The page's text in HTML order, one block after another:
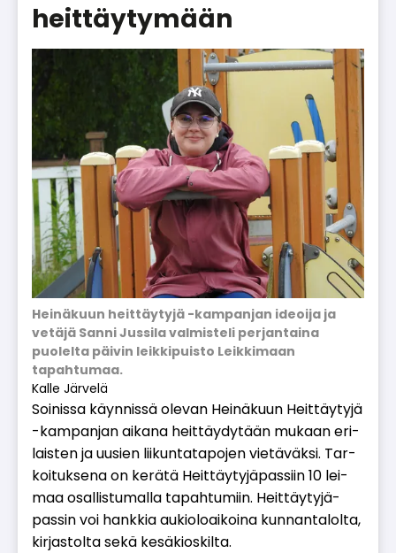
heittäytymään
Heinäkuun heittäytyjä -kampanjan ideoija ja
vetäjä Sanni Jussila valmisteli perjantaina
puolelta päivin leikkipuisto Leikkimaan
tapahtumaa.
Kalle Järvelä
Soi­nis­sa käyn­nis­sä ole­van Hei­nä­kuun Heit­täy­ty­jä
-kam­pan­jan ai­ka­na heit­täy­dy­tään mu­kaan eri­
lais­ten ja uu­sien lii­kun­ta­ta­po­jen vie­tä­väk­si. Tar­
koi­tuk­se­na on ke­rä­tä Heit­täy­ty­jä­pas­siin 10 lei­
maa osal­lis­tu­mal­la ta­pah­tu­miin. Heit­täy­ty­jä­
pas­sin voi hank­kia au­ki­o­lo­ai­koi­na kun­nan­ta­lol­ta,
kir­jas­tol­ta sekä ke­sä­ki­os­kil­ta.